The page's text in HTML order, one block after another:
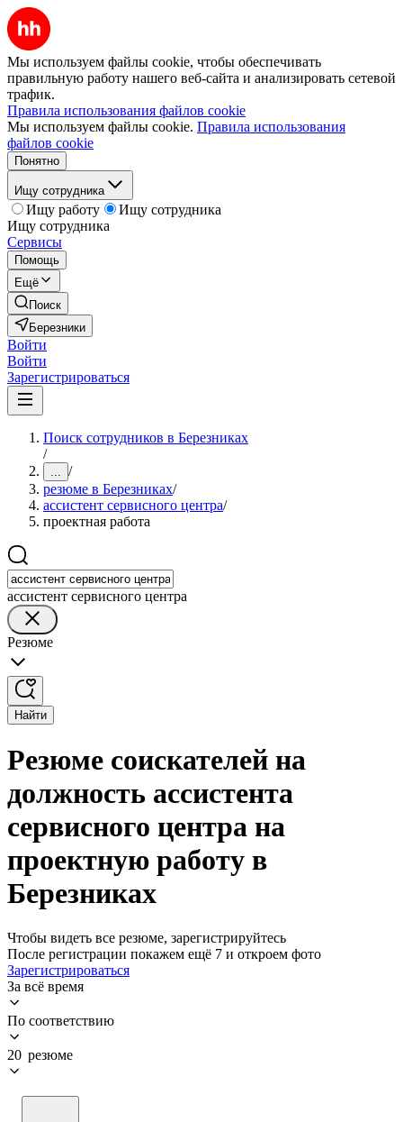
Мы используем файлы cookie, чтобы обеспечивать
правильную работу нашего веб-сайта и анализировать сетевой
трафик.
Правила использования файлов cookie
Мы используем файлы cookie. Правила использования
файлов cookie
Понятно
Ищу сотрудника
Ищу работу
Ищу сотрудника
Ищу сотрудника
Сервисы
Помощь
Ещё
Поиск
Березники
Войти
Войти
Зарегистрироваться
Поиск сотрудников в Березниках
/
... /
резюме в Березниках/
ассистент сервисного центра/
проектная работа
ассистент сервисного центра
Резюме
Найти
Резюме соискателей на
должность ассистента
сервисного центра на
проектную работу в
Березниках
Чтобы видеть все резюме, зарегистрируйтесь
После регистрации покажем ещё 7 и откроем фото
Зарегистрироваться
За всё время
По соответствию
20 резюме